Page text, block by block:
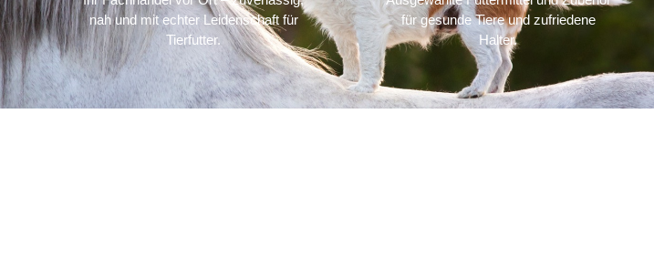
nah und mit echter Leidenschaft für
Tierfutter.
für gesunde Tiere und zufriedene
Halter.